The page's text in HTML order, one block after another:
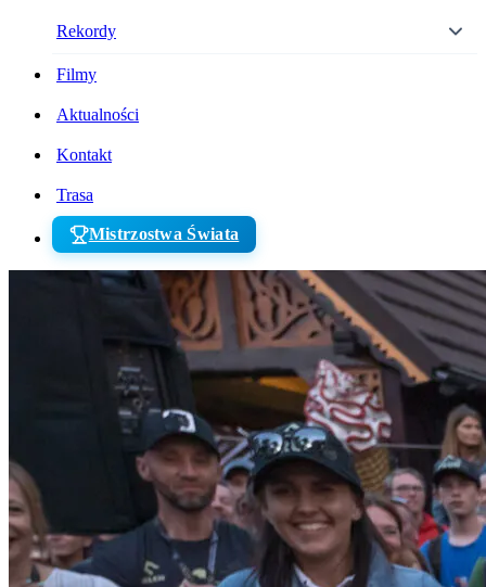
Rekordy
Filmy
Aktualności
Kontakt
Trasa
Mistrzostwa Świata